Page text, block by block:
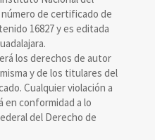
de certificado de
16827 y es editada
los derechos de autor
y de los titulares del
Cualquier violación a
en conformidad a lo
del Derecho de